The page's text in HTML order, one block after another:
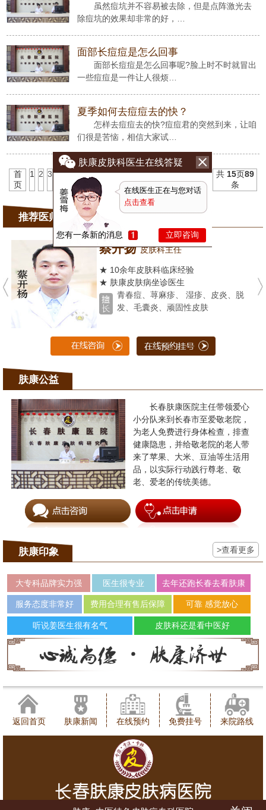
虽然痘坑并不容易被去除，但是点阵激光去
除痘坑的效果却非常的好，…
面部长痘痘是怎么回事
面部长痘痘是怎么回事呢?脸上时不时就冒出
一些痘痘是一件让人很烦…
夏季如何去痘痘去的快？
怎样去痘痘去的快?痘痘君的突然到来，让咱
们很是苦恼，相信大家试…
首
页
1 2 3 4 5 6 7 8 9 10 11
下一
页
末
页
共 15页89
条
推荐医师
蔡开扬皮肤科主任
★ 10余年皮肤科临床经验
★ 肤康皮肤病坐诊医生
青春痘、荨麻疹、 湿疹、皮炎、脱
发、毛囊炎、顽固性皮肤
肤康公益
长春肤康医院主任带领爱心
小分队来到长春市至爱敬老院，
为老人免费进行身体检查，排查
健康隐患，并给敬老院的老人带
来了苹果、大米、豆油等生活用
品，以实际行动践行尊老、敬
老、爱老的传统美德。
肤康印象 >查看更多
大专科品牌实力强 医生很专业 去年还跑长春去看肤康
服务态度非常好 费用合理有售后保障 可靠 感觉放心
听说姜医生很有名气 皮肤科还是看中医好
返回首页 肤康新闻 在线预约 免费挂号 来院路线
肤康皮肤科医生在线答疑
在线医生正在与您对话
点击查看
您有一条新的消息 立即咨询